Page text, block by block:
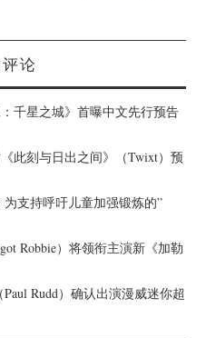
论
：千星之城》首曝中文先行预告
此刻与日出之间》（Twixt）预
支持呼吁儿童加强锻炼的”
Robbie）将领衔主演新《加勒
Paul Rudd）确认出演漫威迷你超